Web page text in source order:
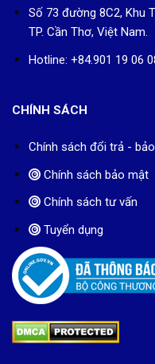
Số 73 đường 8C2, Khu
TP. Cần Thơ, Việt Nam.
Hotline: +84.901 19 06
CHÍNH SÁCH
Chính sách đổi trả -
Chính sách bảo mật
Chính sách tư vấn
Tuyển dụng